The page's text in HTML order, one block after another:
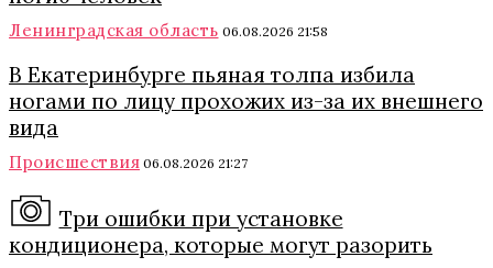
Ленинградская область 06.08.2026 21:58
В Екатеринбурге пьяная толпа избила
ногами по лицу прохожих из-за их внешнего
вида
Происшествия 06.08.2026 21:27
Три ошибки при установке
кондиционера, которые могут разорить